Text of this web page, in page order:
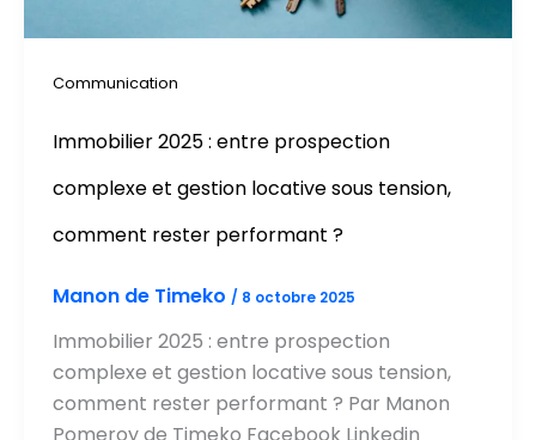
Communication
Immobilier 2025 : entre prospection
complexe et gestion locative sous tension,
comment rester performant ?
Manon de Timeko / 8 octobre 2025
Immobilier 2025 : entre prospection
complexe et gestion locative sous tension,
comment rester performant ? Par Manon